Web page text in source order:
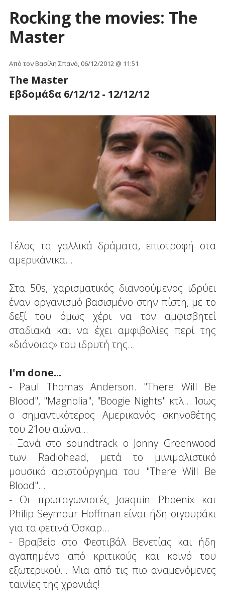
Rocking the movies: The
Master
Από τον Βασίλη Σπανό, 06/12/2012 @ 11:51
The Master
Εβδομάδα 6/12/12 - 12/12/12
Τέλος τα γαλλικά δράματα, επιστροφή στα
αμερικάνικα...
Στα 50s, χαρισματικός διανοούμενος ιδρύει
έναν οργανισμό βασισμένο στην πίστη, με το
δεξί του όμως χέρι να τον αμφισβητεί
σταδιακά και να έχει αμφιβολίες περί της
«διάνοιας» του ιδρυτή της...
Ι'm done...
- Paul Thomas Anderson. "There Will Be
Blood", "Magnolia", "Boogie Nights" κτλ... Ίσως
ο σημαντικότερος Αμερικανός σκηνοθέτης
του 21ου αιώνα...
- Ξανά στο soundtrack ο Jonny Greenwood
των Radiohead, μετά το μινιμαλιστικό
μουσικό αριστούργημα του "Τhere Will Be
Blood"...
- Οι πρωταγωνιστές Joaquin Phoenix και
Philip Seymour Hoffman είναι ήδη σιγουράκι
για τα φετινά Όσκαρ...
- Βραβείο στο Φεστιβάλ Βενετίας και ήδη
αγαπημένο από κριτικούς και κοινό του
εξωτερικού... Μια από τις πιο αναμενόμενες
ταινίες της χρονιάς!